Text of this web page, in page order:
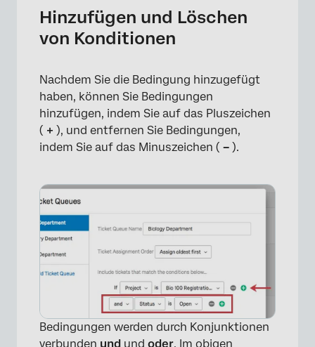
Hinzufügen und Löschen
von Konditionen
Nachdem Sie die Bedingung hinzugefügt
haben, können Sie Bedingungen
hinzufügen, indem Sie auf das Pluszeichen
( + ), und entfernen Sie Bedingungen,
indem Sie auf das Minuszeichen ( – ).
Bedingungen werden durch Konjunktionen
verbunden und und oder. Im obigen